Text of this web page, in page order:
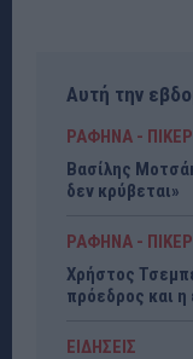
Αυτή την
ΡΑΦΗΝΑ -
Βασίλης
δεν κρύβεται»
ΡΑΦΗΝΑ -
Χρήστος
πρόεδρος και η
ΕΙΔΗΣΕΙΣ